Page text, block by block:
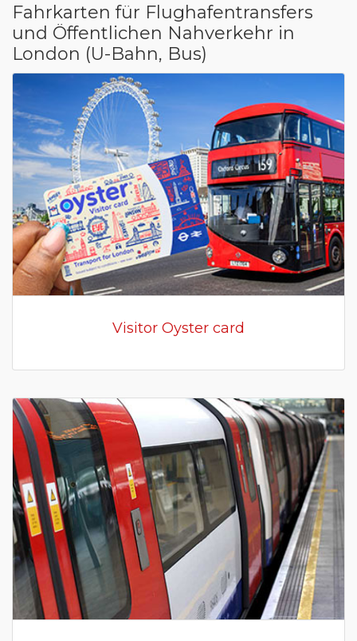
Fahrkarten für Flughafentransfers
und Öffentlichen Nahverkehr in
London (U-Bahn, Bus)
Visitor Oyster card